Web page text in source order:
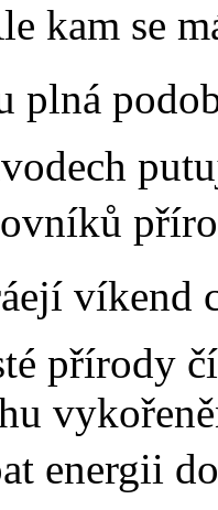
kam se
plná
víkend
přírody
energii